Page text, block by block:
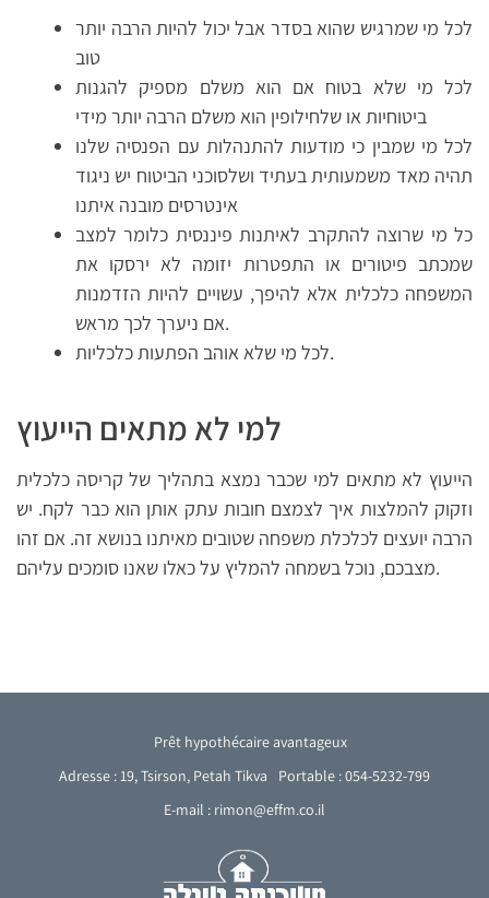
לכל מי שמרגיש שהוא בסדר אבל יכול להיות הרבה יותר
טוב
לכל מי שלא בטוח אם הוא משלם מספיק להגנות
ביטוחיות או שלחילופין הוא משלם הרבה יותר מידי
לכל מי שמבין כי מודעות להתנהלות עם הפנסיה שלנו
תהיה מאד משמעותית בעתיד ושלסוכני הביטוח יש ניגוד
אינטרסים מובנה איתנו
כל מי שרוצה להתקרב לאיתנות פיננסית כלומר למצב
שמכתב פיטורים או התפטרות יזומה לא ירסקו את
המשפחה כלכלית אלא להיפך, עשויים להיות הזדמנות
אם ניערך לכך מראש.
לכל מי שלא אוהב הפתעות כלכליות.
למי לא מתאים הייעוץ
הייעוץ לא מתאים למי שכבר נמצא בתהליך של קריסה כלכלית
וזקוק להמלצות איך לצמצם חובות עתק אותן הוא כבר לקח. יש
הרבה יועצים לכלכלת משפחה שטובים מאיתנו בנושא זה. אם זהו
מצבכם, נוכל בשמחה להמליץ על כאלו שאנו סומכים עליהם.
Prêt hypothécaire avantageux
Adresse : 19, Tsirson, Petah Tikva
Portable : 054-5232-799
E-mail : rimon@effm.co.il